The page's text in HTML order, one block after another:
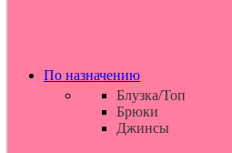
По назначению
Блузка/Топ
Брюки
Джинсы